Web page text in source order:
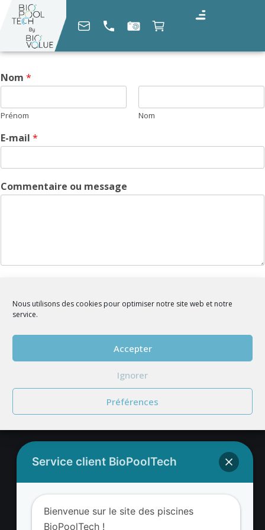
Nous utilisons des cookies pour optimiser notre site web et notre
service.
Accepter
Ignorer
Préférences
E
-
a
i
*
Nom *
Prénom Nom
E-mail *
Commentaire ou message
REJOIGNEZ NOUS
Adresse BioValue BioPoolTech
Service client BioPoolTech
Bienvenue sur le site des piscines
BioPoolTech !